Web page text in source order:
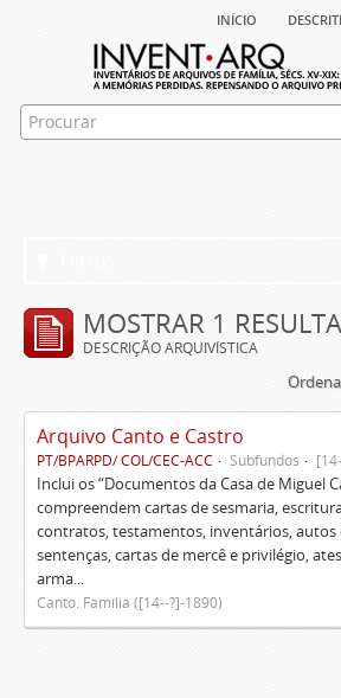
início
MOSTRAR 1
DESCRIÇÃO ARQUIVÍSTICA
Arquivo Canto e Castro
PT/BPARPD/ COL/CEC-ACC Subfundos
Inclui os “Documentos da Casa de Miguel
compreendem cartas de sesmaria,
contratos, testamentos, inventários, autos
sentenças, cartas de mercê e privilégio,
arma...
Canto. Família ([14--?]-1890)